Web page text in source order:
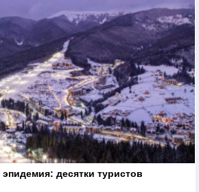
десятки туристов